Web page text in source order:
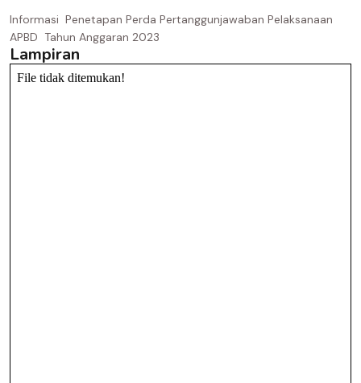
Informasi Penetapan Perda Pertanggunjawaban Pelaksanaan
APBD Tahun Anggaran 2023
Lampiran